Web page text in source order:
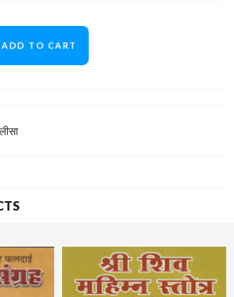
ADD TO CART